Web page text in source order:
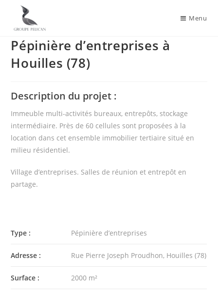
Menu
Pépinière d’entreprises à
Houilles (78)
Description du projet :
Immeuble multi-activités bureaux, entrepôts, stockage
intermédiaire. Près de 60 cellules sont proposées à la
location dans cet ensemble immobilier tertiaire situé en
milieu résidentiel.
Village d’entreprises. Salles de réunion et entrepôt en
partage.
Type : Pépinière d’entreprises
Adresse : Rue Pierre Joseph Proudhon, Houilles (78)
Surface : 2000 m²